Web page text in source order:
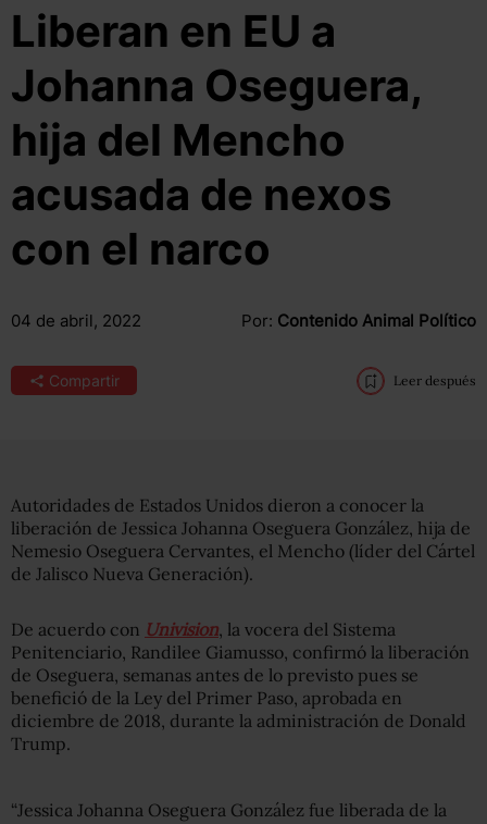
Liberan en EU a
Johanna Oseguera,
hija del Mencho
acusada de nexos
con el narco
04 de abril, 2022 Por: Contenido Animal Político
Compartir Leer después
Autoridades de Estados Unidos dieron a conocer la
liberación de Jessica Johanna Oseguera González, hija de
Nemesio Oseguera Cervantes, el Mencho (líder del Cártel
de Jalisco Nueva Generación).
De acuerdo con Univision, la vocera del Sistema
Penitenciario, Randilee Giamusso, confirmó la liberación
de Oseguera, semanas antes de lo previsto pues se
benefició de la Ley del Primer Paso, aprobada en
diciembre de 2018, durante la administración de Donald
Trump.
“Jessica Johanna Oseguera González fue liberada de la